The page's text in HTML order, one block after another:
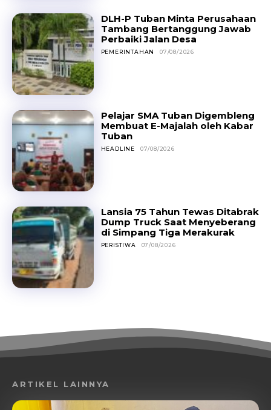
DLH-P Tuban Minta Perusahaan
Tambang Bertanggung Jawab
Perbaiki Jalan Desa
PEMERINTAHAN 07/08/2026
Pelajar SMA Tuban Digembleng
Membuat E-Majalah oleh Kabar
Tuban
HEADLINE 07/08/2026
Lansia 75 Tahun Tewas Ditabrak
Dump Truck Saat Menyeberang
di Simpang Tiga Merakurak
PERISTIWA 07/08/2026
ARTIKEL LAINNYA